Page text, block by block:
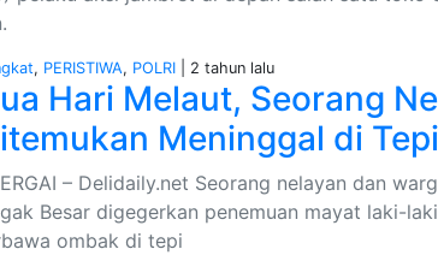
, PERISTIWA, POLRI | 2 tahun lalu
Hari Melaut, Seorang
Meninggal di
– Delidaily.net Seorang nelayan dan
Besar digegerkan penemuan mayat laki-
ombak di tepi